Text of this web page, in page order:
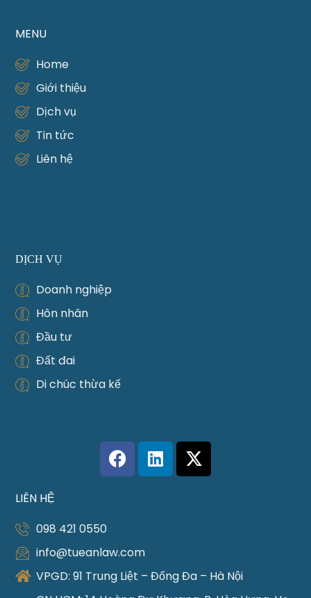
MENU
Home
Giới thiệu
Dịch vụ
Tin tức
Liên hệ
DỊCH VỤ
Doanh nghiệp
Hôn nhân
Đầu tư
Đất đai
Di chúc thừa kế
LIÊN HỆ
098 421 0550
info@tueanlaw.com
VPGD: 91 Trung Liệt – Đống Đa – Hà Nội